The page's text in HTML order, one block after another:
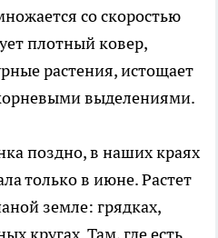
со скоростью
плотный ковер,
растения, истощает
выделениями.
поздно, в наших краях
только в июне. Растет
земле: грядках,
кругах. Там, где есть